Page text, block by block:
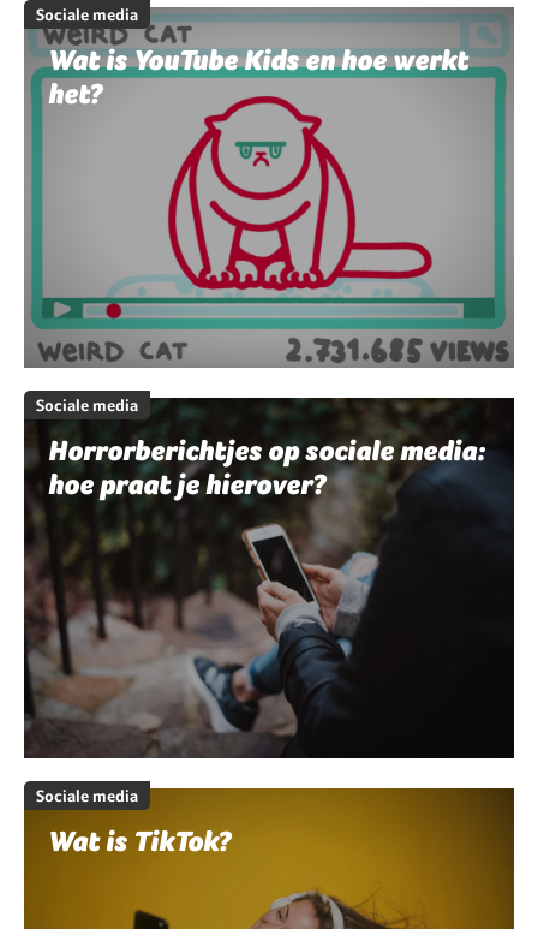
Sociale media
Wat is YouTube Kids en hoe werkt
het?
Sociale media
Horrorberichtjes op sociale media:
hoe praat je hierover?
Sociale media
Wat is TikTok?